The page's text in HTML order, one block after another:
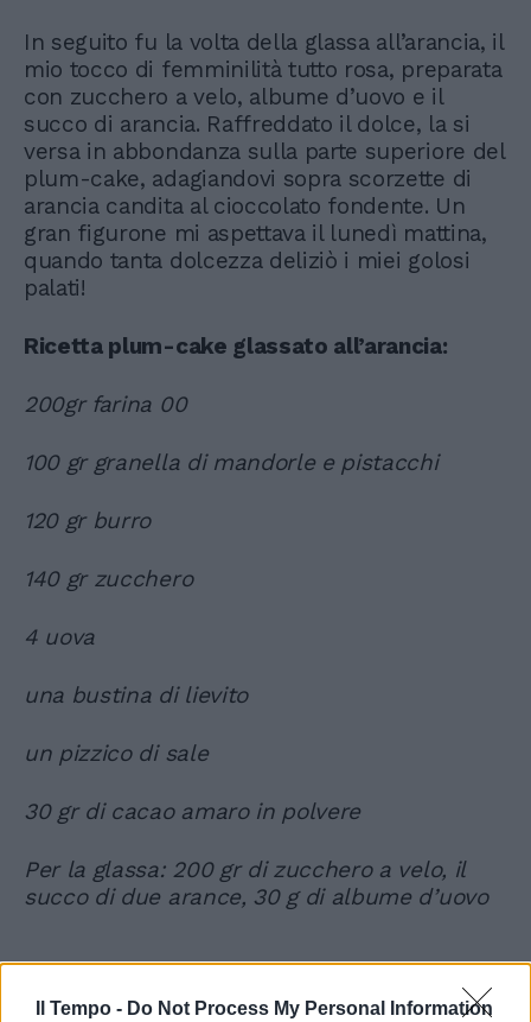
Il Tempo - Do Not Process My Personal Information
In seguito fu la volta della glassa all’arancia, il
mio tocco di femminilità tutto rosa, preparata
con zucchero a velo, albume d’uovo e il
succo di arancia. Raffreddato il dolce, la si
versa in abbondanza sulla parte superiore del
plum-cake, adagiandovi sopra scorzette di
arancia candita al cioccolato fondente. Un
gran figurone mi aspettava il lunedì mattina,
quando tanta dolcezza deliziò i miei golosi
palati!
Ricetta plum-cake glassato all’arancia:
200gr farina 00
100 gr granella di mandorle e pistacchi
120 gr burro
140 gr zucchero
4 uova
una bustina di lievito
un pizzico di sale
30 gr di cacao amaro in polvere
Per la glassa: 200 gr di zucchero a velo, il
succo di due arance, 30 g di albume d’uovo